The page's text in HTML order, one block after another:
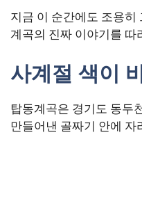
지금 이 순간에도 조용히
계곡의 진짜 이야기를 따
사계절 색이
탑동계곡은 경기도 동두
만들어낸 골짜기 안에 자